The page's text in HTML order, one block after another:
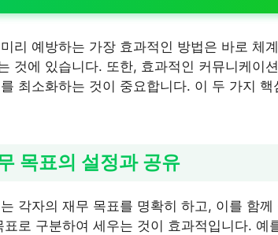
리 예방하는 가장 효과적인 방법은 바로 체
것에 있습니다. 또한, 효과적인 커뮤니케이
최소화하는 것이 중요합니다. 이 두 가지
목표의 설정과 공유
각자의 재무 목표를 명확히 하고, 이를 함
표로 구분하여 세우는 것이 효과적입니다.